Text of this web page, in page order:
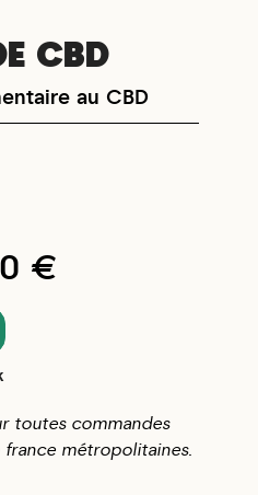
CBD
au CBD
€
toutes commandes
métropolitaines.